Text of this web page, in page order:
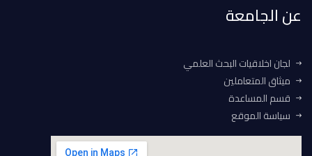
عن الجامعة
لجان اخلاقيات البحث العلمي
ميثاق المتعاملين
قسم المساعدة
سياسة الموقع